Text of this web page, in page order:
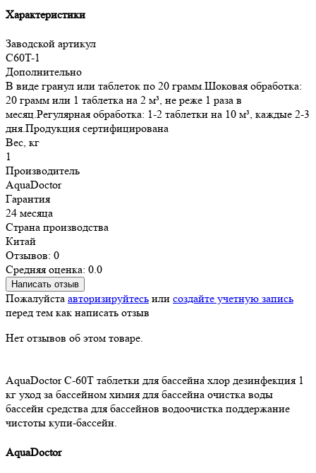
Характеристики
Заводской артикул
C60T-1
Дополнительно
В виде гранул или таблеток по 20 грамм.Шоковая обработка:
20 грамм или 1 таблетка на 2 м³, не реже 1 раза в
месяц.Регулярная обработка: 1-2 таблетки на 10 м³, каждые 2-3
дня.Продукция сертифицирована
Вес, кг
1
Производитель
AquaDoctor
Гарантия
24 месяца
Страна производства
Китай
Отзывов: 0
Средняя оценка: 0.0
Написать отзыв
Пожалуйста авторизируйтесь или создайте учетную запись
перед тем как написать отзыв
Нет отзывов об этом товаре.
AquaDoctor C-60T таблетки для бассейна хлор дезинфекция 1
кг уход за бассейном химия для бассейна очистка воды
бассейн средства для бассейнов водоочистка поддержание
чистоты купи-бассейн.
AquaDoctor